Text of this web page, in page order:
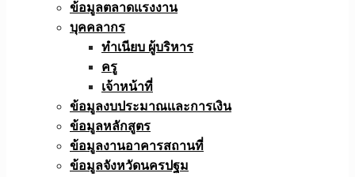
ข้อมูลตลาดแรงงาน
บุคคลากร
ทำเนียบ ผู้บริหาร
ครู
เจ้าหน้าที่
ข้อมูลงบประมาณเเละการเงิน
ข้อมูลหลักสูตร
ข้อมูลงานอาคารสถานที่
ข้อมูลจังหวัดนครปฐม